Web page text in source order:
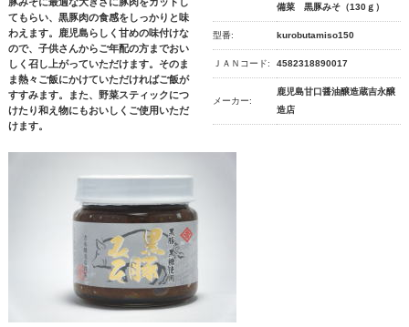
てもらい、黒豚肉の食感をしっかりと味
わえます。鹿児島らしく甘めの味付けな
ので、子供さんからご年配の方までおい
しく召し上がっていただけます。そのま
ま熱々ご飯にかけていただければご飯が
すすみます。また、野菜スティックにつ
けたり和え物にもおいしくご使用いただ
けます。
備菜 黒豚みそ（130ｇ）
型番: kurobutamiso150
ＪＡＮコード: 4582318890017
メーカー:
鹿児島甘口醤油醸造蔵吉永醸
造店